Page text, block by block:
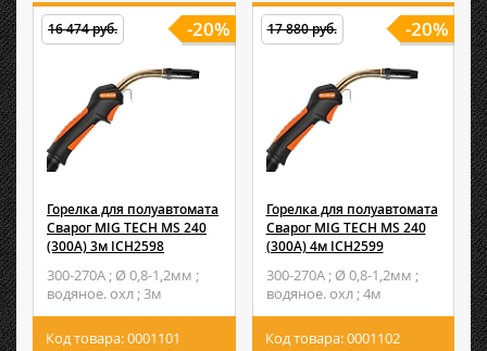
Горелка для полуавтомата
Сварог MIG TECH MS 240
(300А) 3м ICH2598
-20%
16 474 руб.
300-270А ; Ø 0,8-1,2мм ;
водяное. охл ; 3м
Код товара: 0001101
Горелка для полуавтомата
Сварог MIG TECH MS 240
(300А) 4м ICH2599
-20%
17 880 руб.
300-270А ; Ø 0,8-1,2мм ;
водяное. охл ; 4м
Код товара: 0001102